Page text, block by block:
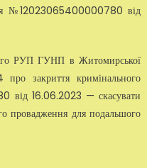
№12023065400000780 від
РУП ГУНП в Житомирської
закриття кримінального
від 16.06.2023 — скасувати
провадження для подальшого